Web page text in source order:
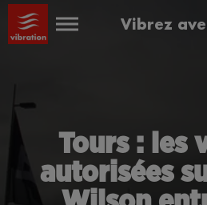
Vibrez
Tours : les
autorisées